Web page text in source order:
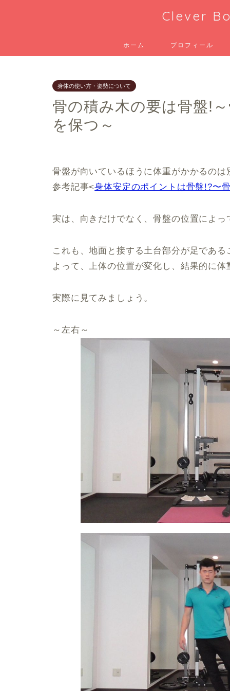
Clever
ホーム プロフィール
身体の使い方・姿勢について
骨の積み木の要は骨盤!
を保つ～
骨盤が向いているほうに体重がかかるの
参考記事<身体安定のポイントは骨盤!?〜
実は、向きだけでなく、骨盤の位置によ
これも、地面と接する土台部分が足であ
よって、上体の位置が変化し、結果的に
実際に見てみましょう。
～左右～